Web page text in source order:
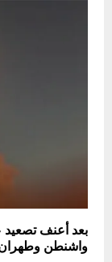
بعد أعنف
واشنطن